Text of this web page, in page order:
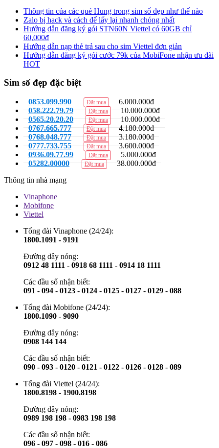
Thông tin của các quẻ Hung trong sim số đẹp như thế nào
Zalo bị hack và cách để lấy lại nhanh chóng nhất
Hướng dẫn đăng ký gói STN60N Viettel có 60GB chỉ
60,000đ
Hướng dẫn nạp thẻ trả sau cho sim Viettel đơn giản
Hướng dẫn đăng ký gói cước 79k của MobiFone nhận ưu đãi
HOT
Sim số đẹp đặc biệt
0853.099.990 Đặt mua
6.000.000đ
058.222.79.79
Đặt mua
10.000.000đ
0565.20.20.20
Đặt mua
10.000.000đ
0767.665.777
Đặt mua
4.180.000đ
0768.048.777
Đặt mua
3.180.000đ
0777.733.755
Đặt mua
3.600.000đ
0936.09.77.99
Đặt mua
5.000.000đ
05282.00000
Đặt mua
38.000.000đ
Thông tin nhà mạng
Vinaphone
Mobifone
Viettel
Tổng đài Vinaphone (24/24):
1800.1091 - 9191
Đường dây nóng:
0912 48 1111 - 0918 68 1111 - 0914 18 1111
Các đầu số nhận biết:
091 - 094 - 0123 - 0124 - 0125 - 0127 - 0129 - 088
Tổng đài Mobifone (24/24):
1800.1090 - 9090
Đường dây nóng:
0908 144 144
Các đầu số nhận biết:
090 - 093 - 0120 - 0121 - 0122 - 0126 - 0128 - 089
Tổng đài Viettel (24/24):
1800.8198 - 1900.8198
Đường dây nóng:
0989 198 198 - 0983 198 198
Các đầu số nhận biết:
096 - 097 - 098 - 016 - 086